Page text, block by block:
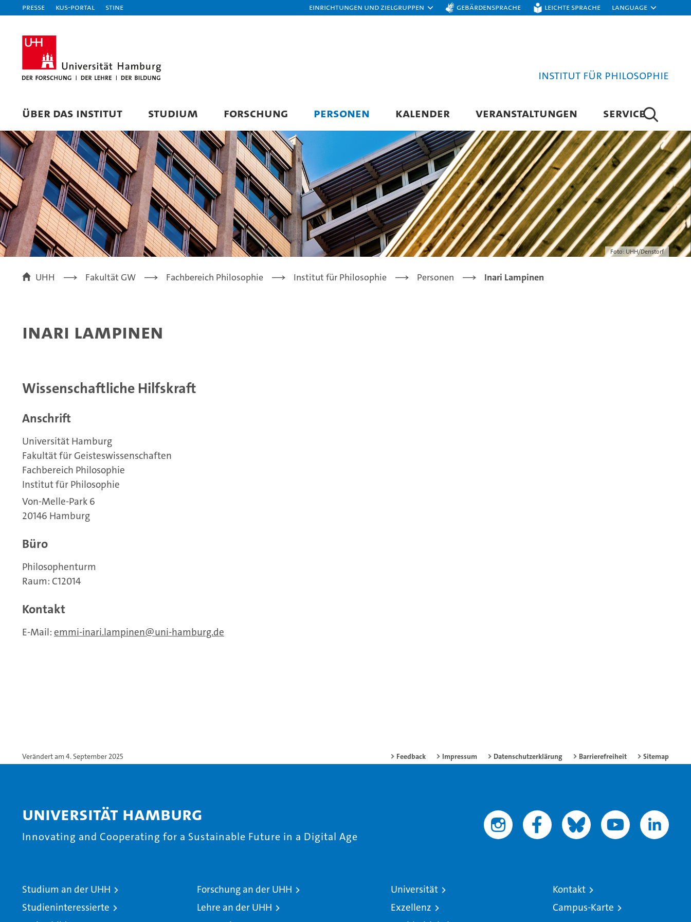
Presse KUS-Portal STiNE Einrichtungen und Zielgruppen Gebärdensprache Leichte Sprache Language
Institut für Philosophie
ÜBER DAS INSTITUT STUDIUM FORSCHUNG PERSONEN KALENDER VERANSTALTUNGEN SERVICE
Foto: UHH/Denstorf
UHH Fakultät GW Fachbereich Philosophie Institut für Philosophie Personen Inari Lampinen
Inari Lampinen
Wissenschaftliche Hilfskraft
Anschrift
Universität Hamburg
Fakultät für Geisteswissenschaften
Fachbereich Philosophie
Institut für Philosophie
Von-Melle-Park 6
20146 Hamburg
Büro
Philosophenturm
Raum: C12014
Kontakt
E-Mail: emmi-inari.lampinen uni-hamburg.de
Verändert am 4. September 2025 Feedback Impressum Datenschutzerklärung Barrierefreiheit Sitemap
Universität Hamburg
Innovating and Cooperating for a Sustainable Future in a Digital Age
Studium an der UHH
Studieninteressierte
Forschung an der UHH
Lehre an der UHH
Universität
Exzellenz
Kontakt
Campus-Karte